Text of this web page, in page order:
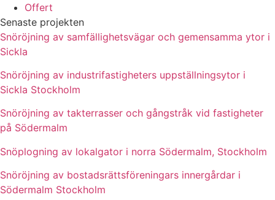
Offert
Senaste projekten
Snöröjning av samfällighetsvägar och gemensamma ytor i
Sickla
Snöröjning av industrifastigheters uppställningsytor i
Sickla Stockholm
Snöröjning av takterrasser och gångstråk vid fastigheter
på Södermalm
Snöplogning av lokalgator i norra Södermalm, Stockholm
Snöröjning av bostadsrättsföreningars innergårdar i
Södermalm Stockholm